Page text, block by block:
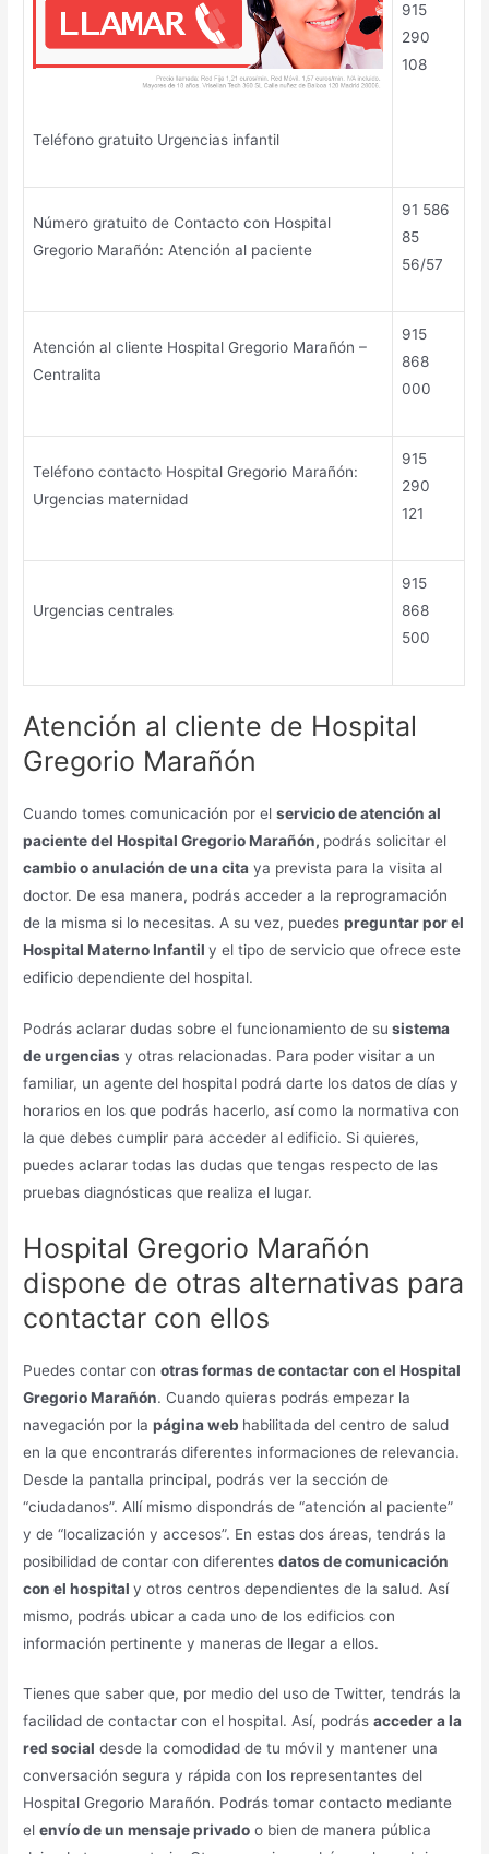
Teléfono gratuito Urgencias infantil
915
290
108
Número gratuito de Contacto con Hospital
Gregorio Marañón: Atención al paciente
91 586
85
56/57
Atención al cliente Hospital Gregorio Marañón –
Centralita
915
868
000
Teléfono contacto Hospital Gregorio Marañón:
Urgencias maternidad
915
290
121
Urgencias centrales
915
868
500
Atención al cliente de Hospital
Gregorio Marañón
Cuando tomes comunicación por elservicio de atención al
paciente del Hospital Gregorio Marañón, podrás solicitar el
cambio o anulación de una cita ya prevista para la visita al
doctor. De esa manera, podrás acceder a la reprogramación
de la misma si lo necesitas. A su vez, puedespreguntar por el
Hospital Materno Infantily el tipo de servicio que ofrece este
edificio dependiente del hospital.
Podrás aclarar dudas sobre el funcionamiento de su sistema
de urgencias y otras relacionadas. Para poder visitar a un
familiar, un agente del hospital podrá darte los datos de días y
horarios en los que podrás hacerlo, así como la normativa con
la que debes cumplir para acceder al edificio. Si quieres,
puedes aclarar todas las dudas que tengas respecto de las
pruebas diagnósticas que realiza el lugar.
Hospital Gregorio Marañón
dispone de otras alternativas para
contactar con ellos
Puedes contar conotras formas de contactar con el Hospital
Gregorio Marañón. Cuando quieras podrás empezar la
navegación por lapágina web habilitada del centro de salud
en la que encontrarás diferentes informaciones de relevancia.
Desde la pantalla principal, podrás ver la sección de
“ciudadanos”. Allí mismo dispondrás de “atención al paciente”
y de “localización y accesos”. En estas dos áreas, tendrás la
posibilidad de contar con diferentesdatos de comunicación
con el hospitaly otros centros dependientes de la salud. Así
mismo, podrás ubicar a cada uno de los edificios con
información pertinente y maneras de llegar a ellos.
Tienes que saber que, por medio del uso de Twitter, tendrás la
facilidad de contactar con el hospital. Así, podrásacceder a la
red social desde la comodidad de tu móvil y mantener una
conversación segura y rápida con los representantes del
Hospital Gregorio Marañón. Podrás tomar contacto mediante
elenvío de un mensaje privado o bien de manera pública